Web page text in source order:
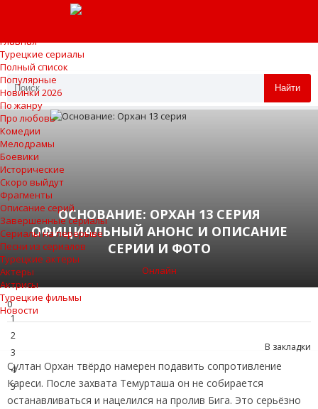
Главная
Турецкие сериалы
Полный список
Популярные
Новинки 2026
По жанру
Про любовь
Комедии
Мелодрамы
Боевики
Исторические
Скоро выйдут
Фрагменты
Описание серий
Завершенные сериалы
Сериалы на перерыве
Песни из сериалов
Турецкие актеры
Актеры
Актрисы
Турецкие фильмы
Новости
Найти
ОСНОВАНИЕ: ОРХАН 13 СЕРИЯ
ОФИЦИАЛЬНЫЙ АНОНС И ОПИСАНИЕ
СЕРИИ И ФОТО
Онлайн
0
1
2
3
4
5
В закладки
Султан Орхан твёрдо намерен подавить сопротивление
Кареси. После захвата Темурташа он не собирается
останавливаться и нацелился на пролив Бига. Это серьёзно